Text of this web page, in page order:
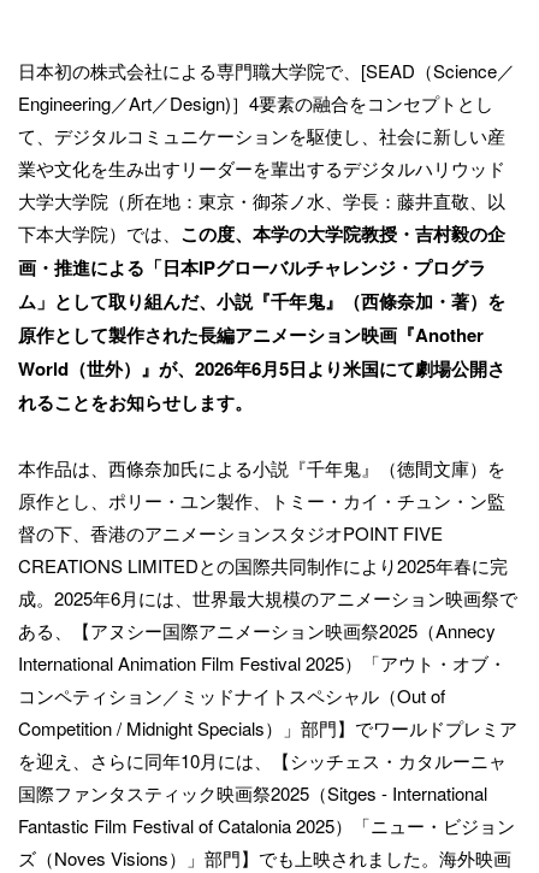
日本初の株式会社による専門職大学院で、[SEAD（Science／
Engineering／Art／Design)］4要素の融合をコンセプトとし
て、デジタルコミュニケーションを駆使し、社会に新しい産
業や文化を生み出すリーダーを輩出するデジタルハリウッド
大学大学院（所在地：東京・御茶ノ水、学長：藤井直敬、以
下本大学院）では、 この度、本学の大学院教授・吉村毅の企
画・推進による「日本IPグローバルチャレンジ・プログラ
ム」として取り組んだ、小説『千年鬼』（西條奈加・著）を
原作として製作された長編アニメーション映画『Another
World（世外）』が、2026年6月5日より米国にて劇場公開さ
れることをお知らせします。
本作品は、西條奈加氏による小説『千年鬼』（徳間文庫）を
原作とし、ポリー・ユン製作、トミー・カイ・チュン・ン監
督の下、香港のアニメーションスタジオPOINT FIVE
CREATIONS LIMITEDとの国際共同制作により2025年春に完
成。2025年6月には、世界最大規模のアニメーション映画祭で
ある、【アヌシー国際アニメーション映画祭2025（Annecy
International Animation Film Festival 2025）「アウト・オブ・
コンペティション／ミッドナイトスペシャル（Out of
Competition / Midnight Specials）」部門】でワールドプレミア
を迎え、さらに同年10月には、【シッチェス・カタルーニャ
国際ファンタスティック映画祭2025（Sitges - International
Fantastic Film Festival of Catalonia 2025）「ニュー・ビジョン
ズ（Noves Visions）」部門】でも上映されました。海外映画